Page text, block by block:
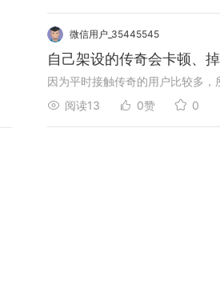
微信用户_35445545
自己架设的传奇会卡顿、
阅读13 0赞 0